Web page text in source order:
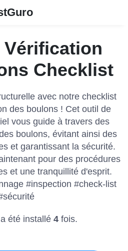
Vérification
Checklist
avec notre checklist
des boulons ! Cet outil de
vous guide à travers des
boulons, évitant ainsi des
et garantissant la sécurité.
pour des procédures
et une tranquillité d'esprit.
#inspection #check-list
été installé 4 fois.